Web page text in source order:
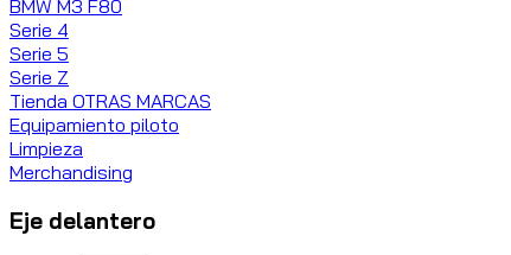
BMW M3 F80
Serie 4
Serie 5
Serie Z
Tienda OTRAS MARCAS
Equipamiento piloto
Limpieza
Merchandising
Eje delantero